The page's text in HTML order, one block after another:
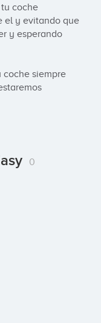
coche
el y evitando que
y esperando
coche siempre
0